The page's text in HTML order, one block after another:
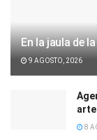
En la jaula de
9 AGOSTO, 2026
8